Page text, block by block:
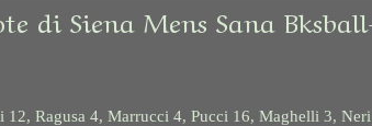
di Siena Mens Sana
12, Ragusa 4, Marrucci 4, Pucci 16, Maghelli 3,